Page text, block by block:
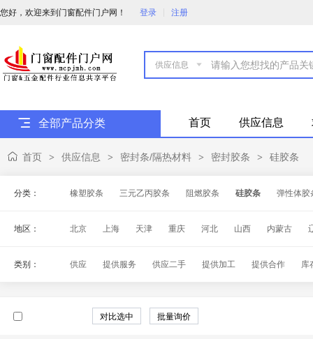
您好，欢迎来到门窗配件门户网！ 登录 注册

全部产品分类 首页 供应信息
首页 > 供应信息 > 密封条/隔热材料 > 密封胶条 > 硅胶条
分类： 橡塑胶条 三元乙丙胶条 阻燃胶条 硅胶条 弹性体胶
地区： 北京 上海 天津 重庆 河北 山西 内蒙古
类别：
供应 提供服务 供应二手 提供加工 提供合作 库